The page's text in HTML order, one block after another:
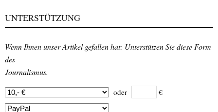
UNTERSTÜTZUNG
Wenn Ihnen unser Artikel gefallen hat: Unterstützen Sie diese Form
des
Journalismus.
oder €